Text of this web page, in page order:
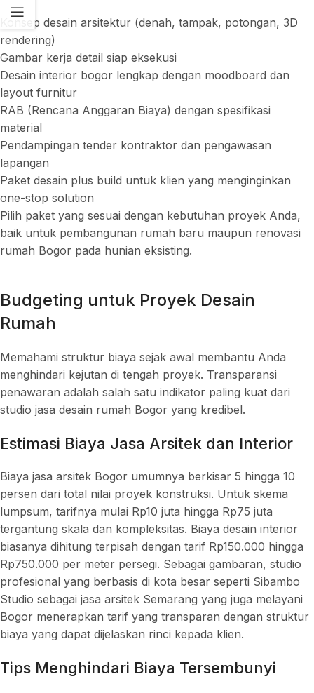
Konsep desain arsitektur (denah, tampak, potongan, 3D
rendering)
Gambar kerja detail siap eksekusi
Desain interior bogor lengkap dengan moodboard dan
layout furnitur
RAB (Rencana Anggaran Biaya) dengan spesifikasi
material
Pendampingan tender kontraktor dan pengawasan
lapangan
Paket desain plus build untuk klien yang menginginkan
one-stop solution
Pilih paket yang sesuai dengan kebutuhan proyek Anda,
baik untuk pembangunan rumah baru maupun renovasi
rumah Bogor pada hunian eksisting.
Budgeting untuk Proyek Desain
Rumah
Memahami struktur biaya sejak awal membantu Anda
menghindari kejutan di tengah proyek. Transparansi
penawaran adalah salah satu indikator paling kuat dari
studio jasa desain rumah Bogor yang kredibel.
Estimasi Biaya Jasa Arsitek dan Interior
Biaya jasa arsitek Bogor umumnya berkisar 5 hingga 10
persen dari total nilai proyek konstruksi. Untuk skema
lumpsum, tarifnya mulai Rp10 juta hingga Rp75 juta
tergantung skala dan kompleksitas. Biaya desain interior
biasanya dihitung terpisah dengan tarif Rp150.000 hingga
Rp750.000 per meter persegi. Sebagai gambaran, studio
profesional yang berbasis di kota besar seperti Sibambo
Studio sebagai jasa arsitek Semarang yang juga melayani
Bogor menerapkan tarif yang transparan dengan struktur
biaya yang dapat dijelaskan rinci kepada klien.
Tips Menghindari Biaya Tersembunyi